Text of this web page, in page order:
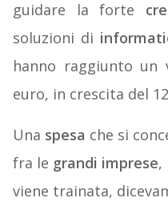
guidare la forte
soluzioni di
hanno raggiunto un
euro, in crescita del
Una spesa che si
fra le grandi imprese,
viene trainata,